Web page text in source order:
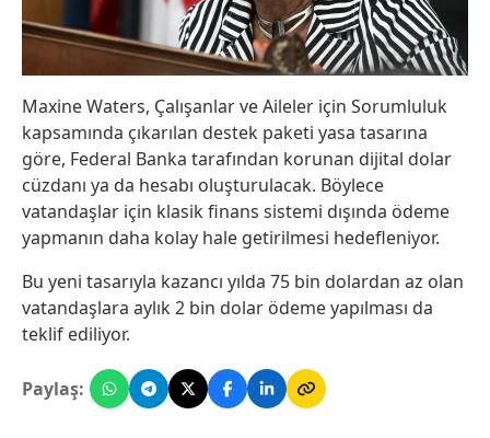
Maxine Waters, Çalışanlar ve Aileler için Sorumluluk
kapsamında çıkarılan destek paketi yasa tasarına
göre, Federal Banka tarafından korunan dijital dolar
cüzdanı ya da hesabı oluşturulacak. Böylece
vatandaşlar için klasik finans sistemi dışında ödeme
yapmanın daha kolay hale getirilmesi hedefleniyor.
Bu yeni tasarıyla kazancı yılda 75 bin dolardan az olan
vatandaşlara aylık 2 bin dolar ödeme yapılması da
teklif ediliyor.
Paylaş: